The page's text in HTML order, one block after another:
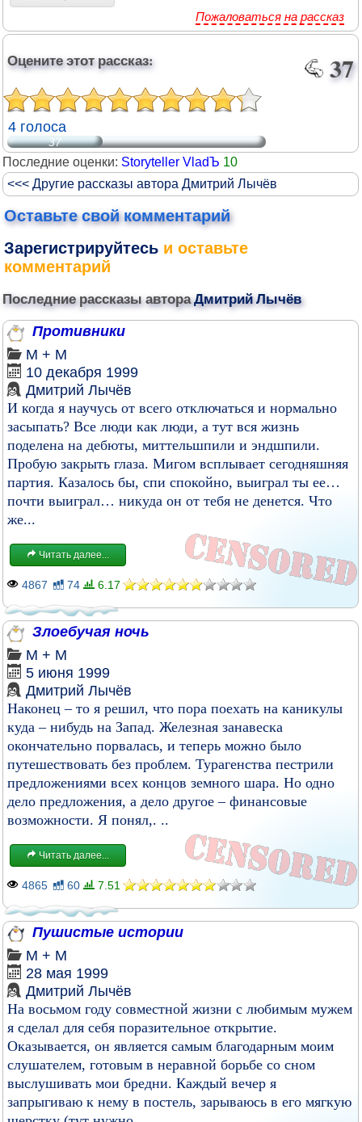
Пожаловаться на рассказ
Оцените этот рассказ: 37
4 голоса
37
Последние оценки: Storyteller VladЪ 10
<<< Другие рассказы автора Дмитрий Лычёв
Оставьте свой комментарий
Зарегистрируйтесь и оставьте
комментарий
Последние рассказы автораДмитрий Лычёв
Противники
М + М
10 декабря 1999
Дмитрий Лычёв
И когда я научусь от всего отключаться и нормально
засыпать? Все люди как люди, а тут вся жизнь
поделена на дебюты, миттельшпили и эндшпили.
Пробую закрыть глаза. Мигом всплывает сегодняшняя
партия. Казалось бы, спи спокойно, выиграл ты ее…
почти выиграл… никуда он от тебя не денется. Что
же...
Читать далее...
4867 74 6.17
Злоебучая ночь
М + М
5 июня 1999
Дмитрий Лычёв
Наконец – то я решил, что пора поехать на каникулы
куда – нибудь на Запад. Железная занавеска
окончательно порвалась, и теперь можно было
путешествовать без проблем. Турагенства пестрили
предложениями всех концов земного шара. Но одно
дело предложения, а дело другое – финансовые
возможности. Я понял,. ..
Читать далее...
4865 60 7.51
Пушистые истории
М + М
28 мая 1999
Дмитрий Лычёв
На восьмом году совместной жизни с любимым мужем
я сделал для себя поразительное открытие.
Оказывается, он является самым благодарным моим
слушателем, готовым в неравной борьбе со сном
выслушивать мои бредни. Каждый вечер я
запрыгиваю к нему в постель, зарываюсь в его мягкую